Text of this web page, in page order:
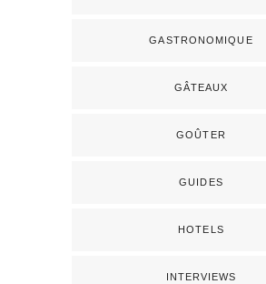
GASTRONOMIQUE
GÂTEAUX
GOÛTER
GUIDES
HOTELS
INTERVIEWS